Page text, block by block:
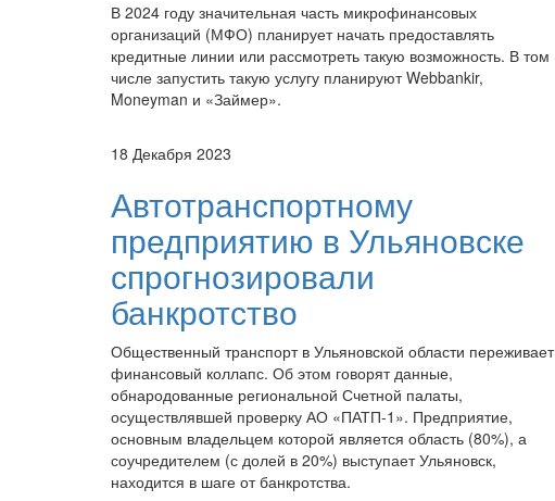
В 2024 году значительная часть микрофинансовых
организаций (МФО) планирует начать предоставлять
кредитные линии или рассмотреть такую возможность. В том
числе запустить такую услугу планируют Webbankir,
Moneyman и «Займер».
18 Декабря 2023
Автотранспортному
предприятию в Ульяновске
спрогнозировали
банкротство
Общественный транспорт в Ульяновской области переживает
финансовый коллапс. Об этом говорят данные,
обнародованные региональной Счетной палаты,
осуществлявшей проверку АО «ПАТП-1». Предприятие,
основным владельцем которой является область (80%), а
соучредителем (с долей в 20%) выступает Ульяновск,
находится в шаге от банкротства.